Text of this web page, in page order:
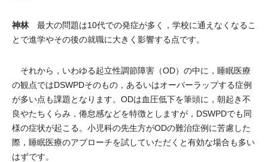
神林最大の問題は10代での発症が多く，学校に通えなくなるこ
とで進学やその後の就職に大きく影響する点です。
それから，いわゆる起立性調節障害（OD）の中に，睡眠医療
の観点ではDSWPDそのもの，あるいはオーバーラップする症例
が多い点も課題となります。ODは血圧低下を筆頭に，朝起き不
良やたちくらみ，倦怠感などを特徴としますが，DSWPDでも同
様の症状が起こる。小児科の先生方がODの難治症例に苦慮した
際，睡眠医療のアプローチを試していただくと有効な場合も多い
はずです。